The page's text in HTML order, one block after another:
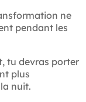
ne
pendant les
tu devras porter
plus
nuit.